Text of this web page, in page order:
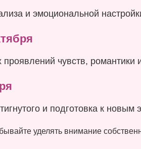
и эмоциональной
проявлений чувств, романтики
и подготовка к новым
уделять внимание